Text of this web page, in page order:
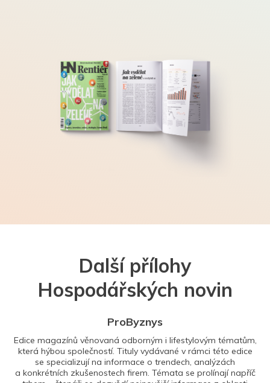
Další přílohy
Hospodářských novin
ProByznys
Edice magazínů věnovaná odborným i lifestylovým tématům,
která hýbou společností. Tituly vydávané v rámci této edice
se specializují na informace o trendech, analýzách
a konkrétních zkušenostech firem. Témata se prolínají napříč